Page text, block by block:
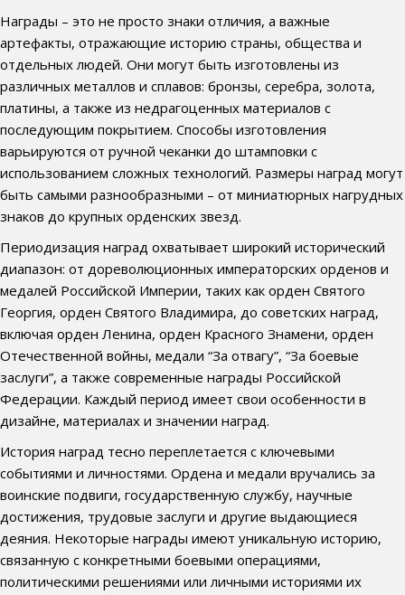
Награды – это не просто знаки отличия, а важные
артефакты, отражающие историю страны, общества и
отдельных людей. Они могут быть изготовлены из
различных металлов и сплавов: бронзы, серебра, золота,
платины, а также из недрагоценных материалов с
последующим покрытием. Способы изготовления
варьируются от ручной чеканки до штамповки с
использованием сложных технологий. Размеры наград могут
быть самыми разнообразными – от миниатюрных нагрудных
знаков до крупных орденских звезд.
Периодизация наград охватывает широкий исторический
диапазон: от дореволюционных императорских орденов и
медалей Российской Империи, таких как орден Святого
Георгия, орден Святого Владимира, до советских наград,
включая орден Ленина, орден Красного Знамени, орден
Отечественной войны, медали “За отвагу”, “За боевые
заслуги”, а также современные награды Российской
Федерации. Каждый период имеет свои особенности в
дизайне, материалах и значении наград.
История наград тесно переплетается с ключевыми
событиями и личностями. Ордена и медали вручались за
воинские подвиги, государственную службу, научные
достижения, трудовые заслуги и другие выдающиеся
деяния. Некоторые награды имеют уникальную историю,
связанную с конкретными боевыми операциями,
политическими решениями или личными историями их